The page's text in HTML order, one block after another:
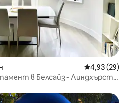
Средна
4,93 (29)
в Белсайз - Линдхърст -